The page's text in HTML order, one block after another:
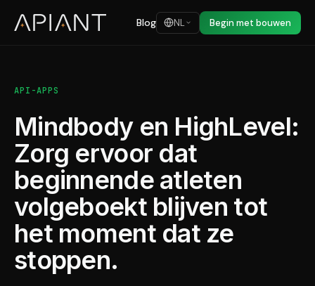
Blog NL Begin met bouwen
API-APPS
Mindbody en HighLevel:
Zorg ervoor dat
beginnende atleten
volgeboekt blijven tot
het moment dat ze
stoppen.